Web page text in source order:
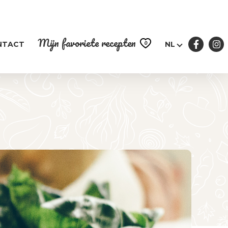
Mijn favoriete recepten 0 NL